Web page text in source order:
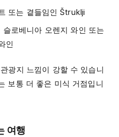
또는 곁들임인 Štruklji
슬로베니아 오렌지 와인 또는
인
광지 느낌이 강할 수 있습니
보통 더 좋은 미식 거점입니
여행